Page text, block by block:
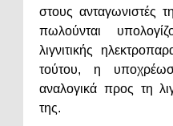
στους ανταγωνιστές
πωλούνται
λιγνιτικής
τούτου, η
αναλογικά προς τη
της.